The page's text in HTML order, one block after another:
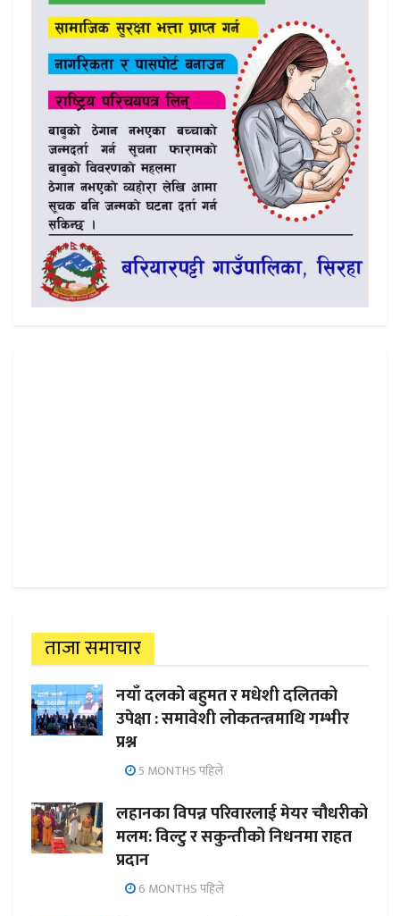
ताजा समाचार
नयाँ दलको बहुमत र मधेशी दलितको
उपेक्षा : समावेशी लोकतन्त्रमाथि गम्भीर
प्रश्न
5 MONTHS पहिले
लहानका विपन्न परिवारलाई मेयर चौधरीको
मलम: विल्टु र सकुन्तीको निधनमा राहत
प्रदान
6 MONTHS पहिले